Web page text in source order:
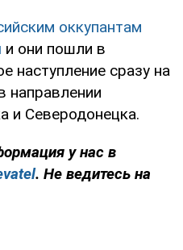
оккупантам
и они пошли в
наступление сразу на
направлении
и Северодонецка.
у нас в
. Не ведитесь на